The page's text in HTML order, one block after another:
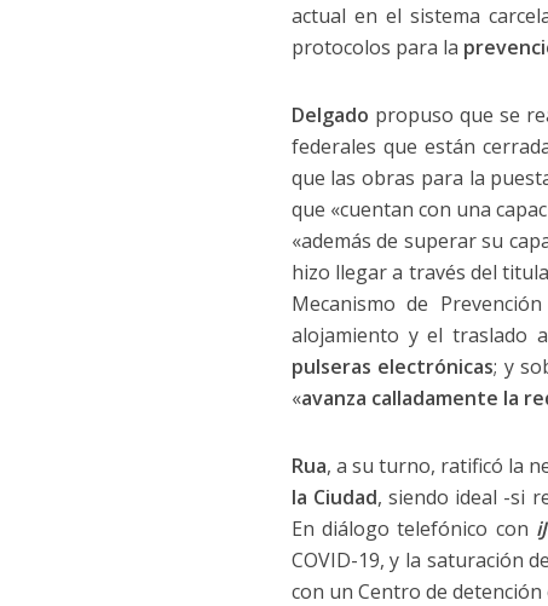
actual en el sistema
protocolos para la
Delgado propuso que se
federales que están
que las obras para la
que «cuentan con una
«además de superar su
hizo llegar a través del
Mecanismo de
alojamiento y el traslado
pulseras electrónicas; y
«avanza calladamente la
Rua, a su turno, ratificó la
la Ciudad, siendo ideal -si
En diálogo telefónico con
COVID-19, y la saturación
con un Centro de